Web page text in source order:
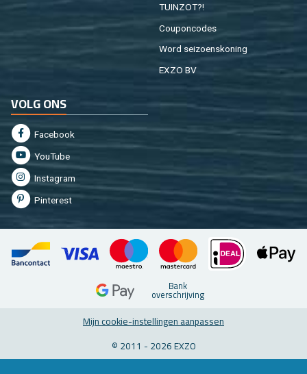
TUIN­ZOT?!
Cou­pon­co­des
Word sei­zoens­ko­ning
EXZO BV
VOLG ONS
Fa­cebook
You­Tu­be
In­st­agram
Pin­te­rest
Bank
over­schrij­ving
Mijn coo­kie-in­stel­lin­gen aan­pas­sen
© 2011 - 2026 EXZO